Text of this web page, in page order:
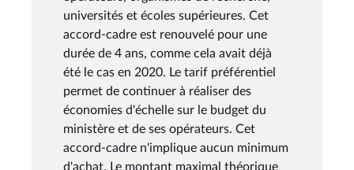
universités et écoles supérieures. Cet
accord-cadre est renouvelé pour une
durée de 4 ans, comme cela avait déjà
été le cas en 2020. Le tarif préférentiel
permet de continuer à réaliser des
économies d'échelle sur le budget du
ministère et de ses opérateurs. Cet
accord-cadre n'implique aucun minimum
d'achat. Le montant maximal théorique